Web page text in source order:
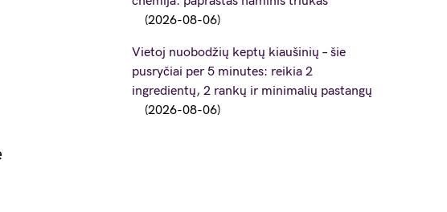
2026-08-06
Vietoj nuobodžių keptų kiaušinių – šie
pusryčiai per 5 minutes: reikia 2
ingredientų, 2 rankų ir minimalių pastangų
2026-08-06